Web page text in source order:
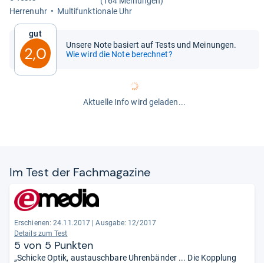
Her­ren­uhr
Mul­ti­funk­tio­nale Uhr
Gut
2,0
Unsere Note basiert auf Tests und Meinungen.
Wie wird die Note berechnet?
Aktuelle Info wird geladen...
Im Test der Fach­ma­ga­zine
Erschienen: 24.11.2017
Ausgabe: 12/2017
Details zum Test
5 von 5 Punkten
„Schicke Optik, austauschbare Uhrenbänder ... Die Kopplung